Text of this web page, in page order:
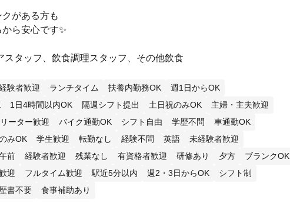
がある方も
ら安心です✨
スタッフ、飲食調理スタッフ、その他飲食
験者歓迎 ランチタイム 扶養内勤務OK
週1日からOK
1日4時間以内OK 隔週シフト提出 土日祝のみOK
主婦・主夫歓迎
ーター歓迎 バイク通勤OK シフト自由 学歴不問
車通勤OK
みOK 学生歓迎 転勤なし 経験不問 英語
未経験者歓迎
前 経験者歓迎 残業なし 有資格者歓迎 研修あり 夕方
ブランクOK
迎 フルタイム歓迎 駅近5分以内 週2・3日からOK
シフト制
書不要 食事補助あり